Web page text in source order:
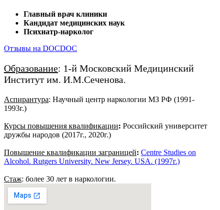
Главный врач клиники
Кандидат медицинских наук
Психиатр-нарколог
Отзывы на DOCDOC
Образование: 1-й Московский Медицинский
Институт им. И.М.Сеченова.
Аспирантура: Научный центр наркологии МЗ РФ (1991-
1993г.)
Курсы повышения квалификации: Российский университет
дружбы народов (2017г., 2020г.)
Повышение квалификации заграницей: Centre Studies on
Alcohol. Rutgers University. New Jersey. USA. (1997г.)
Стаж: более 30 лет в наркологии.